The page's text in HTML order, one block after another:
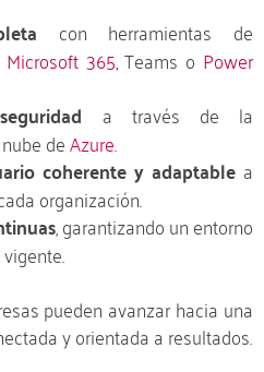
con herramientas de
Microsoft 365, Teams o Power
a través de la
deAzure.
coherente y adaptable a
organización.
, garantizando un entorno
pueden avanzar hacia una
y orientada a resultados.